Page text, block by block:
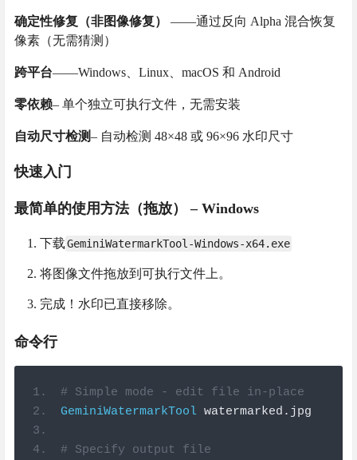
确定性修复（非图像修复）
——通过反向 Alpha 混合恢复
像素（无需猜测）
跨平台——Windows、Linux、macOS 和 Android
零依赖– 单个独立可执行文件，无需安装
自动尺寸检测– 自动检测 48×48 或 96×96 水印尺寸
快速入门
最简单的使用方法（拖放） – Windows
下载GeminiWatermarkTool-Windows-x64.exe
将图像文件拖放到可执行文件上。
完成！水印已直接移除。
命令行
# Simple mode - edit file in-place
GeminiWatermarkTool watermarked . jpg
# Specify output file